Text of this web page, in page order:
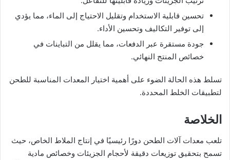
تحسين قابلية الاستخدام وتقليل الاحتياج إلى الماء، مما يؤدي
إلى توفير التكاليف وتحسين الأداء.
جودة مستقرة عبر الدفعات، مما يقلل من التباينات في
خصائص المنتج النهائي.
تسلط هذه الحالة الضوء على أهمية اختيار المعدات المناسبة للطحن
لتطبيقات الخلط المحددة.
الخلاصة
تلعب معدات آلات الطحن دورًا رئيسيًا في إنتاج الملاط الخاص، حيث
تسمح بتحقيق توزيعات دقيقة لأحجام الجزيئات وخصائص مادية